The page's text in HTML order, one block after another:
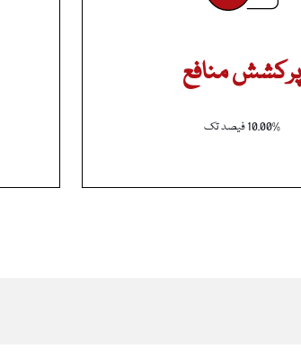
پرکشش منافع
10.00% فیصد تک